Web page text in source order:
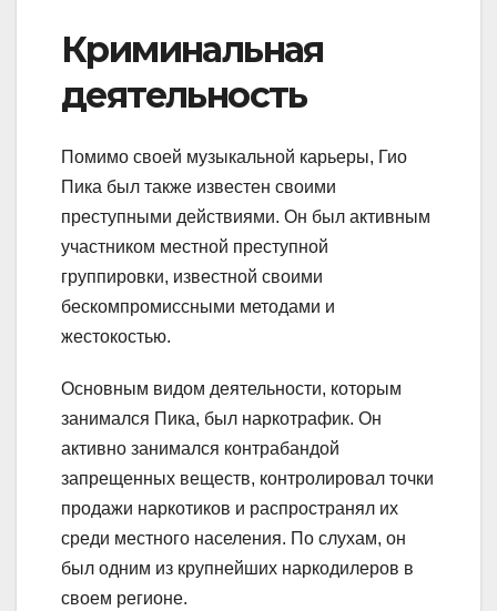
Криминальная
деятельность
Помимо своей музыкальной карьеры, Гио
Пика был также известен своими
преступными действиями. Он был активным
участником местной преступной
группировки, известной своими
бескомпромиссными методами и
жестокостью.
Основным видом деятельности, которым
занимался Пика, был наркотрафик. Он
активно занимался контрабандой
запрещенных веществ, контролировал точки
продажи наркотиков и распространял их
среди местного населения. По слухам, он
был одним из крупнейших наркодилеров в
своем регионе.